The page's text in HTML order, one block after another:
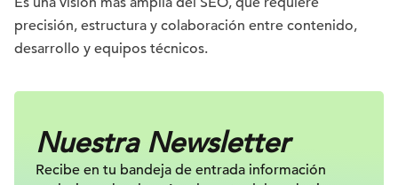
precisión, estructura y colaboración entre contenido,
desarrollo y equipos técnicos.
Nuestra Newsletter
Recibe en tu bandeja de entrada información